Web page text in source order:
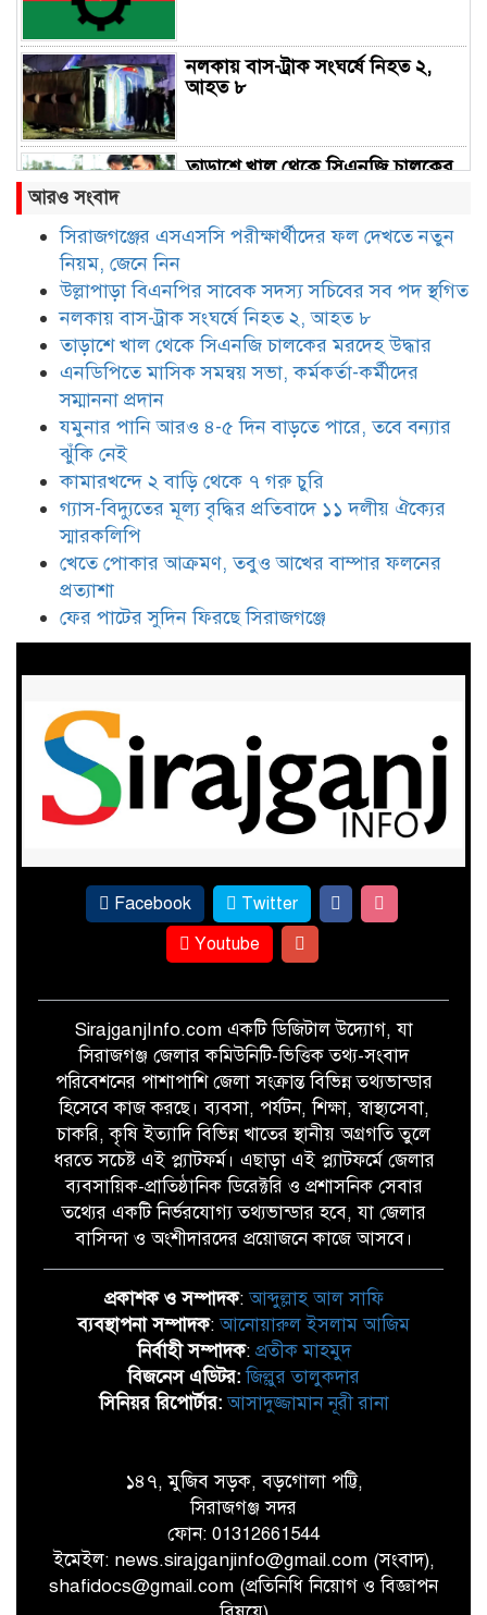
নলকায় বাস-ট্রাক সংঘর্ষে নিহত ২,
আহত ৮
তাড়াশে খাল থেকে সিএনজি চালকের
কর্মকর্তা-কর্মীদের সম্মাননা প্রদান
যমুনার পানি আরও ৪-৫ দিন বাড়তে
পারে, তবে বন্যার ঝুঁকি নেই
কামারখন্দে ২ বাড়ি থেকে ৭ গরু চুরি
গ্যাস-বিদ্যুতের মূল্য বৃদ্ধির প্রতিবাদে
খেতে পোকার আক্রমণ, তবুও আখের
ফের পাটের সুদিন ফিরছে সিরাজগঞ্জে
আরও সংবাদ
সিরাজগঞ্জের এসএসসি পরীক্ষার্থীদের ফল দেখতে নতুন
নিয়ম, জেনে নিন
উল্লাপাড়া বিএনপির সাবেক সদস্য সচিবের সব পদ স্থগিত
নলকায় বাস-ট্রাক সংঘর্ষে নিহত ২, আহত ৮
তাড়াশে খাল থেকে সিএনজি চালকের মরদেহ উদ্ধার
এনডিপিতে মাসিক সমন্বয় সভা, কর্মকর্তা-কর্মীদের
সম্মাননা প্রদান
যমুনার পানি আরও ৪-৫ দিন বাড়তে পারে, তবে বন্যার
ঝুঁকি নেই
কামারখন্দে ২ বাড়ি থেকে ৭ গরু চুরি
গ্যাস-বিদ্যুতের মূল্য বৃদ্ধির প্রতিবাদে ১১ দলীয় ঐক্যের
স্মারকলিপি
খেতে পোকার আক্রমণ, তবুও আখের বাম্পার ফলনের
প্রত্যাশা
ফের পাটের সুদিন ফিরছে সিরাজগঞ্জে
Facebook
Twitter
Youtube
SirajganjInfo.com একটি ডিজিটাল উদ্যোগ, যা
সিরাজগঞ্জ জেলার কমিউনিটি-ভিত্তিক তথ্য-সংবাদ
পরিবেশনের পাশাপাশি জেলা সংক্রান্ত বিভিন্ন তথ্যভান্ডার
হিসেবে কাজ করছে। ব্যবসা, পর্যটন, শিক্ষা, স্বাস্থ্যসেবা,
চাকরি, কৃষি ইত্যাদি বিভিন্ন খাতের স্থানীয় অগ্রগতি তুলে
ধরতে সচেষ্ট এই প্ল্যাটফর্ম। এছাড়া এই প্ল্যাটফর্মে জেলার
ব্যবসায়িক-প্রাতিষ্ঠানিক ডিরেক্টরি ও প্রশাসনিক সেবার
তথ্যের একটি নির্ভরযোগ্য তথ্যভান্ডার হবে, যা জেলার
বাসিন্দা ও অংশীদারদের প্রয়োজনে কাজে আসবে।
প্রকাশক ও সম্পাদক:আব্দুল্লাহ আল সাফি
ব্যবস্থাপনা সম্পাদক:আনোয়ারুল ইসলাম আজিম
নির্বাহী সম্পাদক: প্রতীক মাহমুদ
বিজনেস এডিটর: জিল্লুর তালুকদার
সিনিয়র রিপোর্টার: আসাদুজ্জামান নূরী রানা
১৪৭, মুজিব সড়ক, বড়গোলা পট্টি,
সিরাজগঞ্জ সদর
ফোন: 01312661544
ইমেইল: news.sirajganjinfo@gmail.com (সংবাদ),
shafidocs@gmail.com (প্রতিনিধি নিয়োগ ও বিজ্ঞাপন